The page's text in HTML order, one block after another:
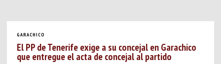
GARACHICO
El PP de Tenerife exige a su concejal en Garachico
que entregue el acta de concejal al partido